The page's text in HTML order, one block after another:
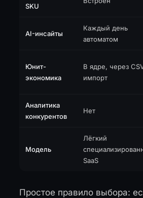
SKU
AI-инсайты
Каждый день
автоматом
Юнит-
экономика
В ядре, через
импорт
Аналитика
конкурентов
Нет
Модель
Лёгкий
SaaS
Простое правило выбора: